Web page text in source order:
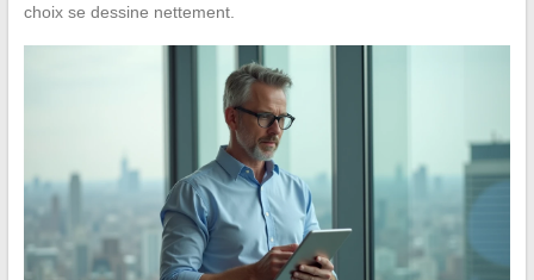
choix se dessine nettement.